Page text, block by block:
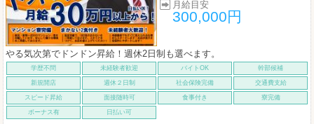
月給目安
300,000円
やる気次第でドンドン昇給！週休2日制も選べます。
学歴不問 未経験者歓迎 バイトOK 幹部候補
新規開店 週休２日制 社会保険完備 交通費支給
スピード昇給 面接随時可 食事付き 寮完備
ボーナス有 日払い可